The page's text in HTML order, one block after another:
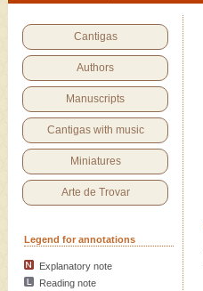
Cantigas
Authors
Manuscripts
Cantigas with music
Miniatures
Arte de Trovar
Legend for annotations
Explanatory note
Reading note